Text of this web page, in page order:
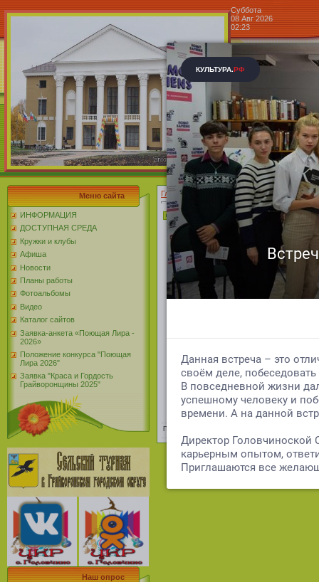
Суббота
08 Авг 2026
02:23
Центр
Блог »
Меню сайта
ИНФОРМАЦИЯ
ДОСТУПНАЯ СРЕДА
Кружки и клубы
Афиша
Новости
Планы работы
Фотоальбомы
Видео
Каталог сайтов
Заявка-анкета «Поющая Лира -
2026»
Положение конкурса "Поющая
Лира 2026"
Заявка "Краса и Гордость
Грайворонщины 2025"
Наш опрос
Главная Ноябрь » 12» Театр-
Театр-студия моды и дизайна
Театр-студия моды и дизайна
работу. Каждая участница
расскажем и
Просмотров